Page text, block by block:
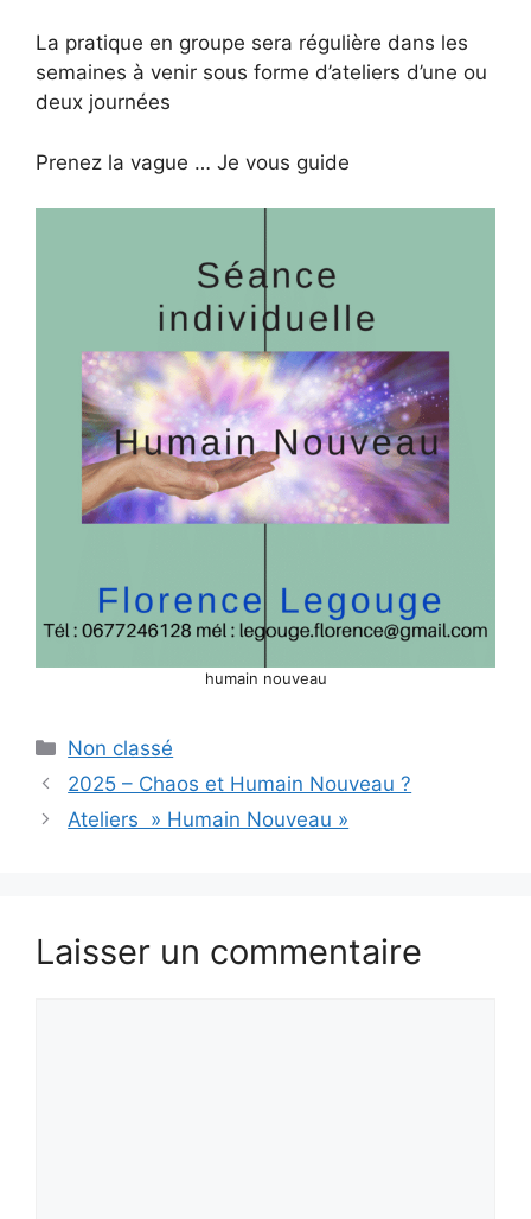
La pratique en groupe sera régulière dans les
semaines à venir sous forme d’ateliers d’une ou
deux journées
Prenez la vague … Je vous guide
humain nouveau
Catégories
Non classé
2025 – Chaos et Humain Nouveau ?
Ateliers » Humain Nouveau »
Laisser un commentaire